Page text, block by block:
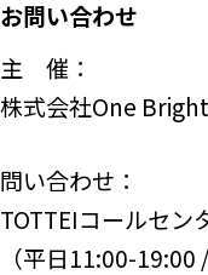
お問い合わせ
主 催：
株式会社One
問い合わせ：
TOTTEIコールセン
（平日11:00-19:00